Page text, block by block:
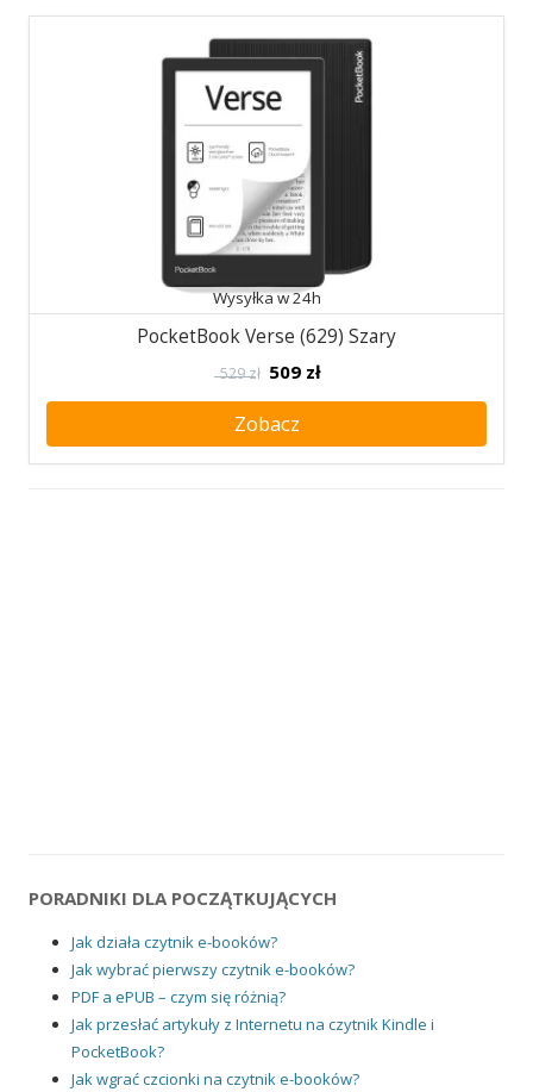
Wysyłka w 24h
PocketBook Verse (629) Szary
529 zł 509 zł
Zobacz
PORADNIKI DLA POCZĄTKUJĄCYCH
Jak działa czytnik e-booków?
Jak wybrać pierwszy czytnik e-booków?
PDF a ePUB – czym się różnią?
Jak przesłać artykuły z Internetu na czytnik Kindle i
PocketBook?
Jak wgrać czcionki na czytnik e-booków?